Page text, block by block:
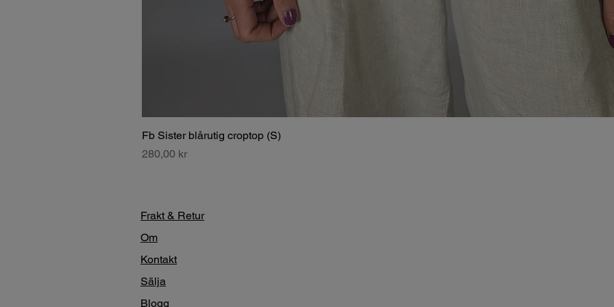
Fb Sister blårutig croptop (S)
Pris
280,00 kr
Frakt & Retur
Om
Kontakt
Sälja
Blogg